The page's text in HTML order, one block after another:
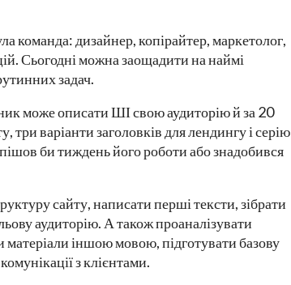
команда: дизайнер, копірайтер, маркетолог,
Сьогодні можна заощадити на наймі
задач.
може описати ШІ свою аудиторію й за 20
три варіанти заголовків для лендингу і серію
пішов би тиждень його роботи або знадобився
сайту, написати перші тексти, зібрати
аудиторію. А також проаналізувати
матеріали іншою мовою, підготувати базову
з клієнтами.